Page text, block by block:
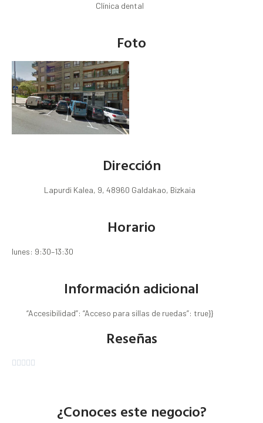
Clínica dental
Foto
Dirección
Lapurdi Kalea, 9, 48960 Galdakao, Bizkaia
Horario
lunes: 9:30–13:30
Información adicional
“Accesibilidad”: “Acceso para sillas de ruedas”: true}}
Reseñas
    
¿Conoces este negocio?